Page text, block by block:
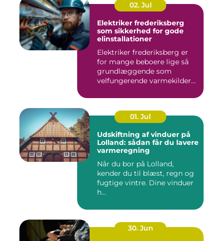
02. Jul
Elektriker frederiksberg
som sikkerhed for gode
elinstallationer
Elektriker frederiksberg er
for mange beboere lige så
grundlæggende som
velfungerende varmekilder
01. Jul
Udskiftning af vinduer på
Lolland: sådan får du lavere
varmeregning
Når du bor på Lolland,
kender du til blæst, regn og
fugtige vintre. Dine vinduer
h...
30. Jun